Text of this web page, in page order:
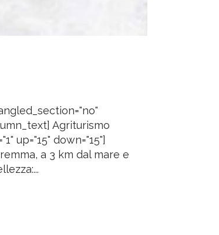
Agriturismo
up="15" down="15"]
a 3 km dal mare e